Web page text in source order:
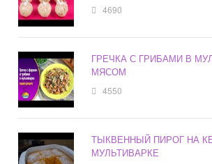
4690
ГРЕЧКА С ГРИБАМИ В
МЯСОМ
4550
ТЫКВЕННЫЙ ПИРОГ НА
МУЛЬТИВАРКЕ